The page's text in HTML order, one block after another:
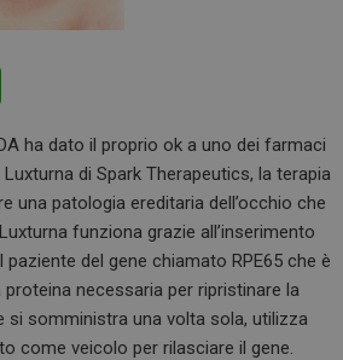
at
s
A
p
p
ha dato il proprio ok a uno dei farmaci
di Spark Therapeutics, la terapia
una patologia ereditaria dell’occhio che
funziona grazie all’inserimento
paziente del gene chiamato RPE65 che è
necessaria per ripristinare la
si somministra una volta sola, utilizza
come veicolo per rilasciare il gene.